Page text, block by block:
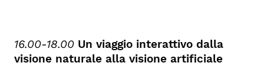
16.00-18.00 Un viaggio interattivo dalla
visione naturale alla visione artificiale